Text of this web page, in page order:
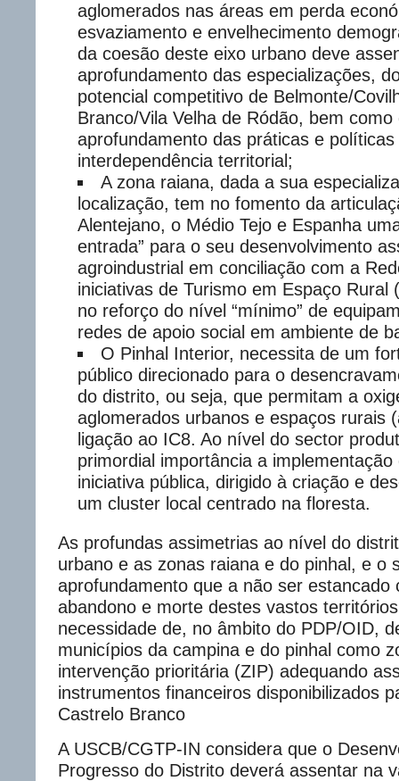
aglomerados nas áreas em perda
esvaziamento e envelhecimento
da coesão deste eixo urbano deve
aprofundamento das especializações,
potencial competitivo de Belmonte/
Branco/Vila Velha de Ródão, bem como
aprofundamento das práticas e
interdependência territorial;
A zona raiana, dada a sua
localização, tem no fomento da
Alentejano, o Médio Tejo e Espanha
entrada” para o seu desenvolvimento
agroindustrial em conciliação com a
iniciativas de Turismo em Espaço
no reforço do nível “mínimo” de
redes de apoio social em ambiente de
O Pinhal Interior, necessita de um
público direcionado para o
do distrito, ou seja, que permitam a
aglomerados urbanos e espaços rurais
ligação ao IC8. Ao nível do sector
primordial importância a
iniciativa pública, dirigido à criação e
um cluster local centrado na floresta.
As profundas assimetrias ao nível do
urbano e as zonas raiana e do pinhal, e o
aprofundamento que a não ser estancado
abandono e morte destes vastos
necessidade de, no âmbito do PDP/OID,
municípios da campina e do pinhal como
intervenção prioritária (ZIP) adequando
instrumentos financeiros disponibilizados
Castrelo Branco
A USCB/CGTP-IN considera que o
Progresso do Distrito deverá assentar na